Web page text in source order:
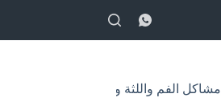
مشاكل الفم واللثة وعلاجها